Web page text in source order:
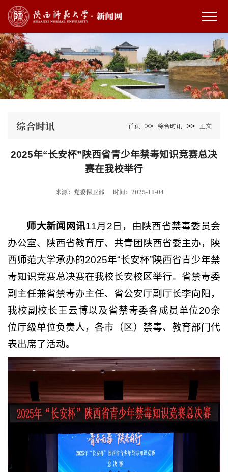
综合时讯 首页 >> 综合时讯 >> 正文
2025年“长安杯”陕西省青少年禁毒知识竞赛总决
赛在我校举行
来源：党委保卫部 时间：2025-11-04
师大新闻网讯11月2日，由陕西省禁毒委员会
办公室、陕西省教育厅、共青团陕西省委主办，陕
西师范大学承办的2025年“长安杯”陕西省青少年禁
毒知识竞赛总决赛在我校长安校区举行。省禁毒委
副主任兼省禁毒办主任、省公安厅副厅长李向阳，
我校副校长王云博以及省禁毒委各成员单位20余
位厅级单位负责人，各市（区）禁毒、教育部门代
表出席了活动。